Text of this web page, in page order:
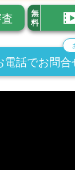
無
料
電話でお問合